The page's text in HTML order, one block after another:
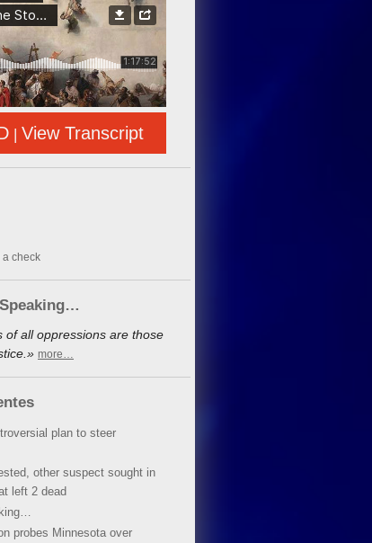
| View Transcript
a check
of all oppressions are those
more…
plan to steer
other suspect sought in
left 2 dead
probes Minnesota over